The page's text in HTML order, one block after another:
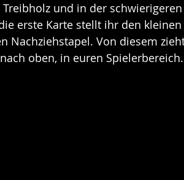
und in der
erste Karte stellt ihr den
Nachziehstapel. Von diesem
oben, in euren